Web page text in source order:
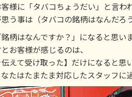
様に「タバコちょうだい」と言わ
う事は（タバコの銘柄はなんだろ
柄はなんですか？」になると思い
お客様が感じるのは、
伝えて受け取った】だけになると思
たはたまたま対応したスタッフに